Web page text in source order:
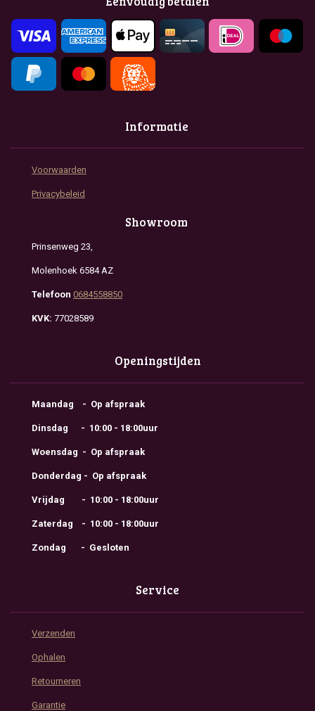
o
k
r
a
m
p
p
Informatie
Voorwaarden
Privacybeleid
Showroom
Prinsenweg 23,
Molenhoek 6584 AZ
Telefoon 0684558850
KVK: 77028589
Openingstijden
Maandag - Op afspraak
Dinsdag - 10:00 - 18:00uur
Woensdag - Op afspraak
Donderdag - Op afspraak
Vrijdag - 10:00 - 18:00uur
Zaterdag - 10:00 - 18:00uur
Zondag - Gesloten
Service
Verzenden
Ophalen
Retourneren
Garantie